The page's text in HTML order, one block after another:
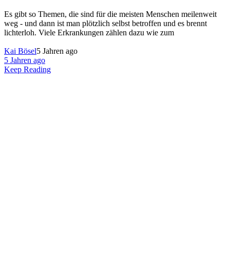
Es gibt so Themen, die sind für die meisten Menschen meilenweit
weg - und dann ist man plötzlich selbst betroffen und es brennt
lichterloh. Viele Erkrankungen zählen dazu wie zum
Kai Bösel5 Jahren ago
5 Jahren ago
Keep Reading